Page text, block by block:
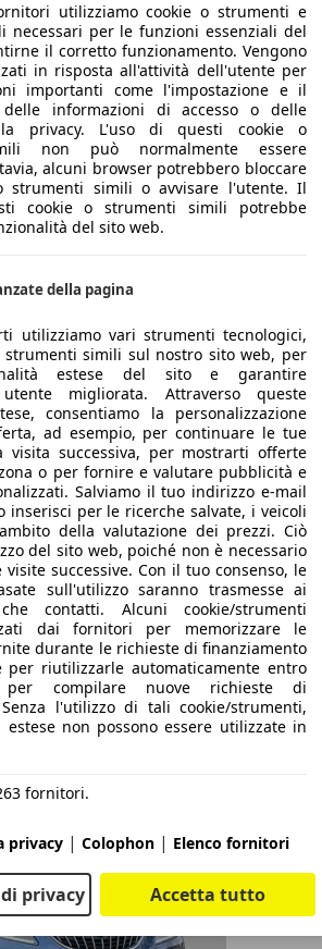
III 2013 1.3 mjt Platinum s
Oro 1.0 Mild Hybrid 69CV
utilizziamo cookie o strumenti e
necessari per le funzioni essenziali del
il corretto funzionamento. Vengono
in risposta all'attività dell'utente per
importanti come l'impostazione e il
delle informazioni di accesso o delle
privacy. L'uso di questi cookie o
non può normalmente essere
alcuni browser potrebbero bloccare
strumenti simili o avvisare l'utente. Il
cookie o strumenti simili potrebbe
del sito web.
della pagina
utilizziamo vari strumenti tecnologici,
strumenti simili sul nostro sito web, per
estese del sito e garantire
utente migliorata. Attraverso queste
consentiamo la personalizzazione
ad esempio, per continuare le tue
visita successiva, per mostrarti offerte
o per fornire e valutare pubblicità e
Salviamo il tuo indirizzo e-mail
inserisci per le ricerche salvate, i veicoli
della valutazione dei prezzi. Ciò
del sito web, poiché non è necessario
successive. Con il tuo consenso, le
sull'utilizzo saranno trasmesse ai
contatti. Alcuni cookie/strumenti
dai fornitori per memorizzare le
durante le richieste di finanziamento
riutilizzarle automaticamente entro
compilare nuove richieste di
l'utilizzo di tali cookie/strumenti,
non possono essere utilizzate in
fornitori.
privacy | Colophon | Elenco fornitori
privacy Accetta tutto